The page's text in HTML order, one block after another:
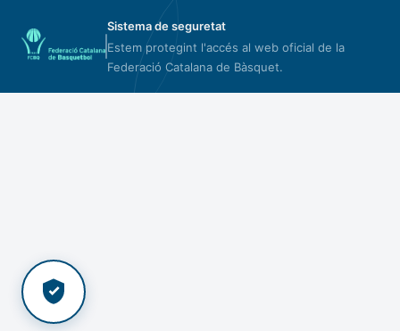
Sistema de seguretat
Estem protegint l'accés al web oficial de la
Federació Catalana de Bàsquet.